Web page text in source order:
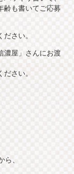
齢も書いてご応募
さい。
濃屋」さんにお渡
さい。
、